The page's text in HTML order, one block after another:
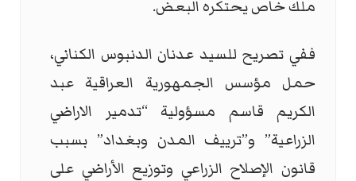
ملك خاص يحتكره البعض.
ففي تصريح للسيد عدنان الدنبوس الكناني،
حمل مؤسس الجمهورية العراقية عبد
الكريم قاسم مسؤولية “تدمير الاراضي
الزراعية” و”ترييف المدن وبغداد” بسبب
قانون الإصلاح الزراعي وتوزيع الأراضي على